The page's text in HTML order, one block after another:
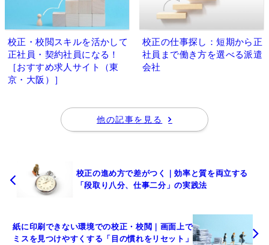
校正・校閲スキルを活かして
正社員・契約社員になる！
［おすすめ求人サイト（東
京・大阪）］
校正の仕事探し：短期から正
社員まで働き方を選べる派遣
会社
他の記事を見る
校正の進め方で差がつく｜効率と質を両立する
「段取り八分、仕事二分」の実践法
紙に印刷できない環境での校正・校閲｜画面上で
ミスを見つけやすくする「目の慣れをリセット」